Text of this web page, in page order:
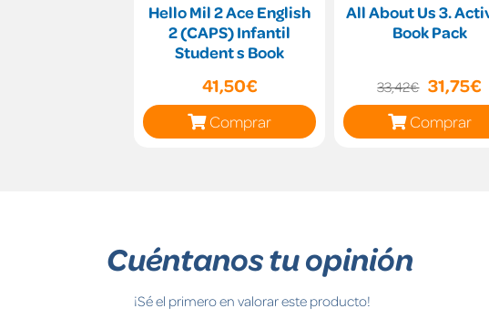
Hello Mil 2 Ace English
2 (CAPS) Infantil
Student s Book
41,50€
Comprar
All About Us 3.
Book Pack
33,42€ 31,75€
Comprar
Cuéntanos tu opinión
¡Sé el primero en valorar este producto!